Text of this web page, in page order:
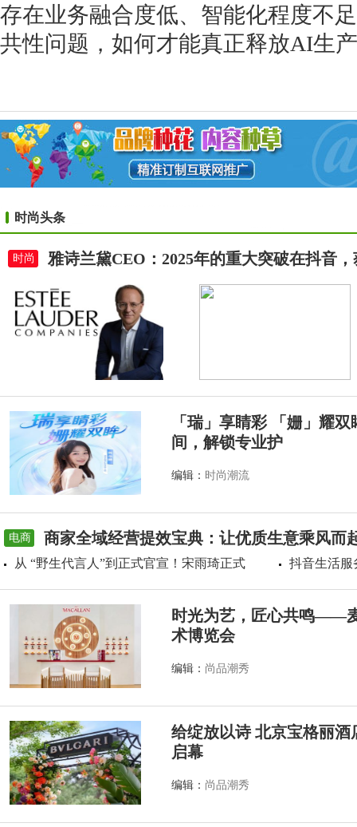
存在业务融合度低、智能化程度不
共性问题，如何才能真正释放AI生
时尚头条
时尚 雅诗兰黛CEO：2025年的重大突破在抖音
「瑞」享睛彩 「姗」耀
间，解锁专业护
编辑： 时尚潮流
电商 商家全域经营提效宝典：让优质生意乘风而
从 “野生代言人”到正式官宣！宋雨琦正式 抖音生活服
时光为艺，匠心共鸣——
术博览会
编辑： 尚品潮秀
给绽放以诗 北京宝格丽酒
启幕
编辑： 尚品潮秀